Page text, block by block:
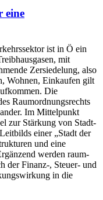
eine
ist in Ö ein
mit
Zersiedelung, also
Wohnen, Einkaufen gilt
Die
Raumordnungsrechts
Im Mittelpunkt
zur Stärkung von Stadt-
einer „Stadt der
und eine
werden raum-
der Finanz-, Steuer- und
in die